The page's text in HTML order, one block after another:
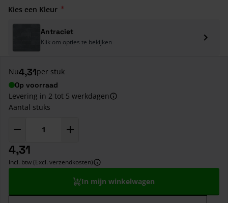
Kies een Kleur
Antraciet
Klik om opties te bekijken
Nu4,31per stuk
Op voorraad
Levering in 2 tot 5 werkdagen
Aantal stuks
4,31
incl. btw (Excl. verzendkosten)
In mijn winkelwagen